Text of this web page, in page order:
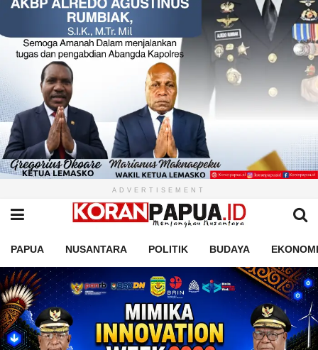
ADVERTISEMENT
PAPUA NUSANTARA POLITIK BUDAYA EKONOMI